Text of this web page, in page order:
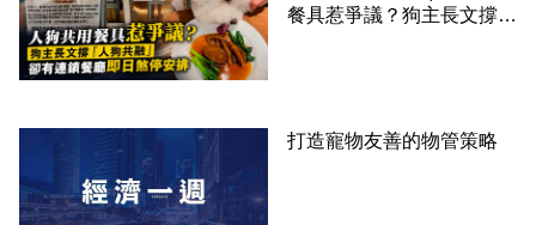
餐具惹爭議？狗主長文撐
打造寵物友善的物管策略